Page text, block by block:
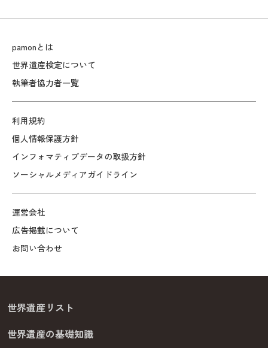
pamonとは
世界遺産検定について
執筆者協力者一覧
利用規約
個人情報保護方針
インフォマティブデータの取扱方針
ソーシャルメディアガイドライン
運営会社
広告掲載について
お問い合わせ
世界遺産リスト
世界遺産の基礎知識